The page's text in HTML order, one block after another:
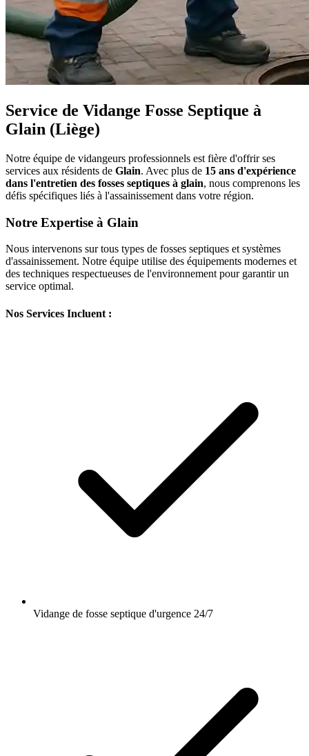
Service de Vidange Fosse Septique à
Glain (Liège)
Notre équipe de vidangeurs professionnels est fière d'offrir ses
services aux résidents de Glain. Avec plus de 15 ans d'expérience
dans l'entretien des fosses septiques à glain, nous comprenons les
défis spécifiques liés à l'assainissement dans votre région.
Notre Expertise à Glain
Nous intervenons sur tous types de fosses septiques et systèmes
d'assainissement. Notre équipe utilise des équipements modernes et
des techniques respectueuses de l'environnement pour garantir un
service optimal.
Nos Services Incluent :
Vidange de fosse septique d'urgence 24/7